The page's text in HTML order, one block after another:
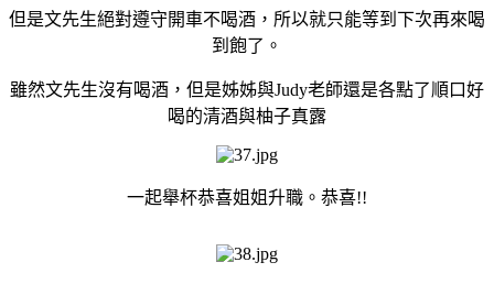
但是文先生絕對遵守開車不喝酒，所以就只能等到下次再來喝
到飽了。
雖然文先生沒有喝酒，但是姊姊與Judy老師還是各點了順口好
喝的清酒與柚子真露
一起舉杯恭喜姐姐升職。恭喜!!